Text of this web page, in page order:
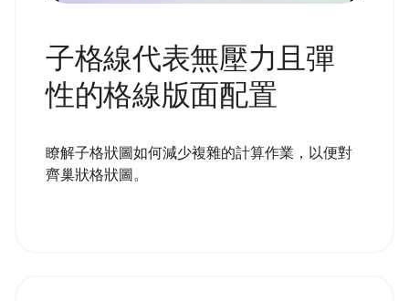
子格線代表無壓力且彈
性的格線版面配置
瞭解子格狀圖如何減少複雜的計算作業，以便對
齊巢狀格狀圖。